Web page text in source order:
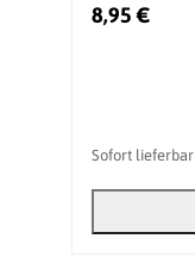
8,95 €
Sofort lieferbar